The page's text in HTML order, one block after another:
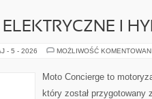
I
- 5 - 2026 MOŻLIWOŚĆ
Moto Concierge to
który został przygotowany